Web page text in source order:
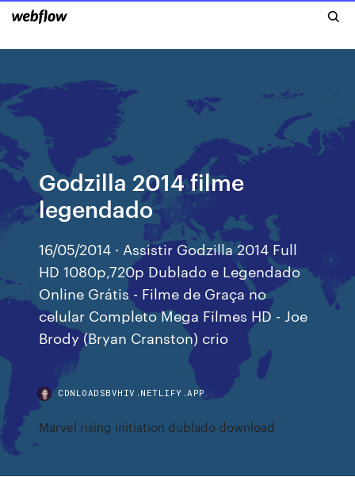
Godzilla 2014 filme
legendado
16/05/2014 · Assistir Godzilla 2014 Full
HD 1080p,720p Dublado e Legendado
Online Grátis - Filme de Graça no
celular Completo Mega Filmes HD - Joe
Brody (Bryan Cranston) crio
CDNLOADSBVHIV.NETLIFY.APP
Marvel rising initiation dublado download